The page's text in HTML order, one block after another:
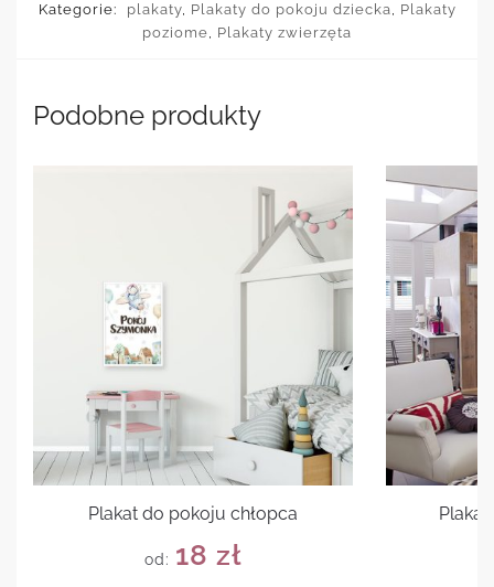
Kategorie:
plakaty, Plakaty do pokoju dziecka, Plakaty
poziome, Plakaty zwierzęta
Podobne produkty
Plakat do pokoju chłopca
od: 18 zł